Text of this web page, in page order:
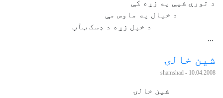
د تورې شپې په زړه کې
د خيال په ماوس مې
د خپل زړه د ډسک ټآپ
...
شين خالۍ
10.04.2008
- shamshad
شين خالۍ